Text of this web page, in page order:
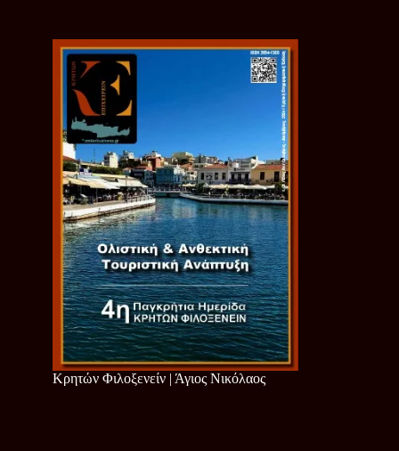
Κρητών Φιλοξενείν | Άγιος Νικόλαος